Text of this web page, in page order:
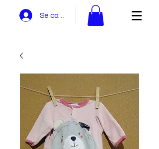
Se connecter